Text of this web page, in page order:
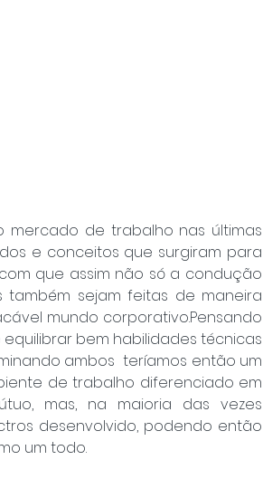
mercado de trabalho nas últimas
e conceitos que surgiram para
que assim não só a condução
sejam feitas de maneira
mundo corporativo.Pensando
bem habilidades técnicas
ambos  teríamos então um
de trabalho diferenciado em
mas, na maioria das vezes
desenvolvido, podendo então
um todo.